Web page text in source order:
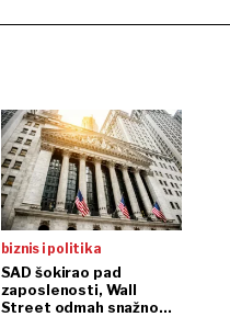
biznis i politika
SAD šokirao pad
zaposlenosti, Wall
Street odmah snažno